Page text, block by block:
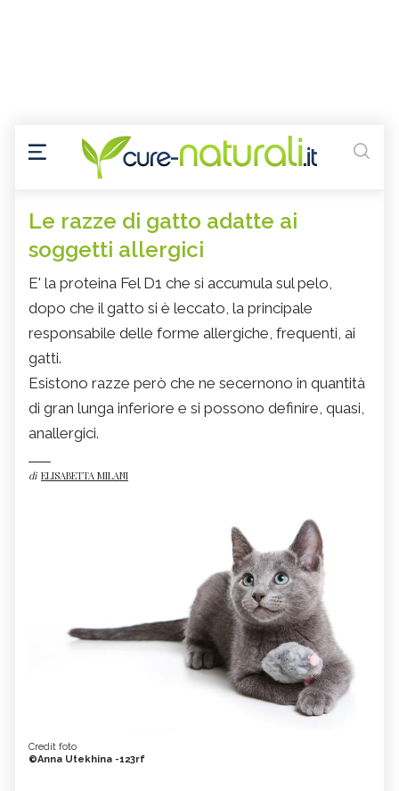
Le razze di gatto adatte ai
soggetti allergici
E' la proteina Fel D1 che si accumula sul pelo,
dopo che il gatto si è leccato, la principale
responsabile delle forme allergiche, frequenti, ai
gatti.
Esistono razze però che ne secernono in quantità
di gran lunga inferiore e si possono definire, quasi,
anallergici.
di ELISABETTA MILANI
Credit foto
©Anna Utekhina -123rf